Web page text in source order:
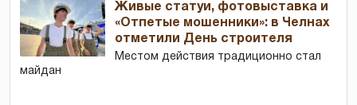
Живые статуи, фотовыставка и
«Отпетые мошенники»: в Челнах
отметили День строителя
Местом действия традиционно стал
майдан